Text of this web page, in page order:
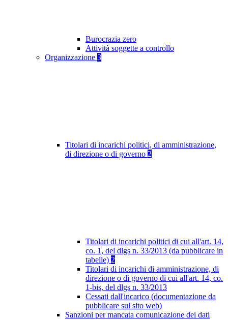
Burocrazia zero
Attività soggette a controllo
Organizzazione 3
Titolari di incarichi politici, di amministrazione,
di direzione o di governo 2
Titolari di incarichi politici di cui all'art. 14,
co. 1, del dlgs n. 33/2013 (da pubblicare in
tabelle) 2
Titolari di incarichi di amministrazione, di
direzione o di governo di cui all'art. 14, co.
1-bis, del dlgs n. 33/2013
Cessati dall'incarico (documentazione da
pubblicare sul sito web)
Sanzioni per mancata comunicazione dei dati